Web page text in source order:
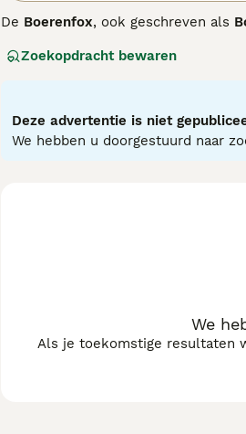
De Boerenfox, ook geschreven als
maar een echt stukje Nederlands
Een volwassen boerenfox heeft
waakse en intelligente hond met
hond elke dag flink wat beweging
over de omheining zit er bij
Zoekopdracht bewaren
Deze advertentie is niet
We hebben u doorgestuurd naar
We
Als je toekomstige resultaten